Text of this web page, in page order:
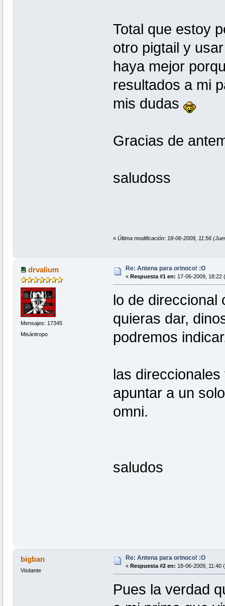
Total que estoy
otro pigtail y
haya mejor
resultados a mi
mis dudas
Gracias de
saludoss
« Última modificación: 18-06-2009, 11:56
drvalium
Mensajes: 17345
Misántropo
Re: Antena para orinoco! :O
« Respuesta #1 en: 17-06-2009, 18:22
lo de direccional
quieras dar,
podremos
las
apuntar a un
omni.
saludos
bigban
Visitante
Re: Antena para orinoco! :O
« Respuesta #2 en: 18-06-2009, 11:40
Pues la verdad